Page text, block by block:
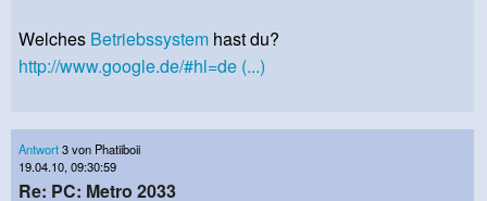
Welches Betriebssystem hast du?
http://www.google.de/#hl=de (...)
Antwort3 von Phatiiboii
19.04.10, 09:30:59
Re: PC: Metro 2033